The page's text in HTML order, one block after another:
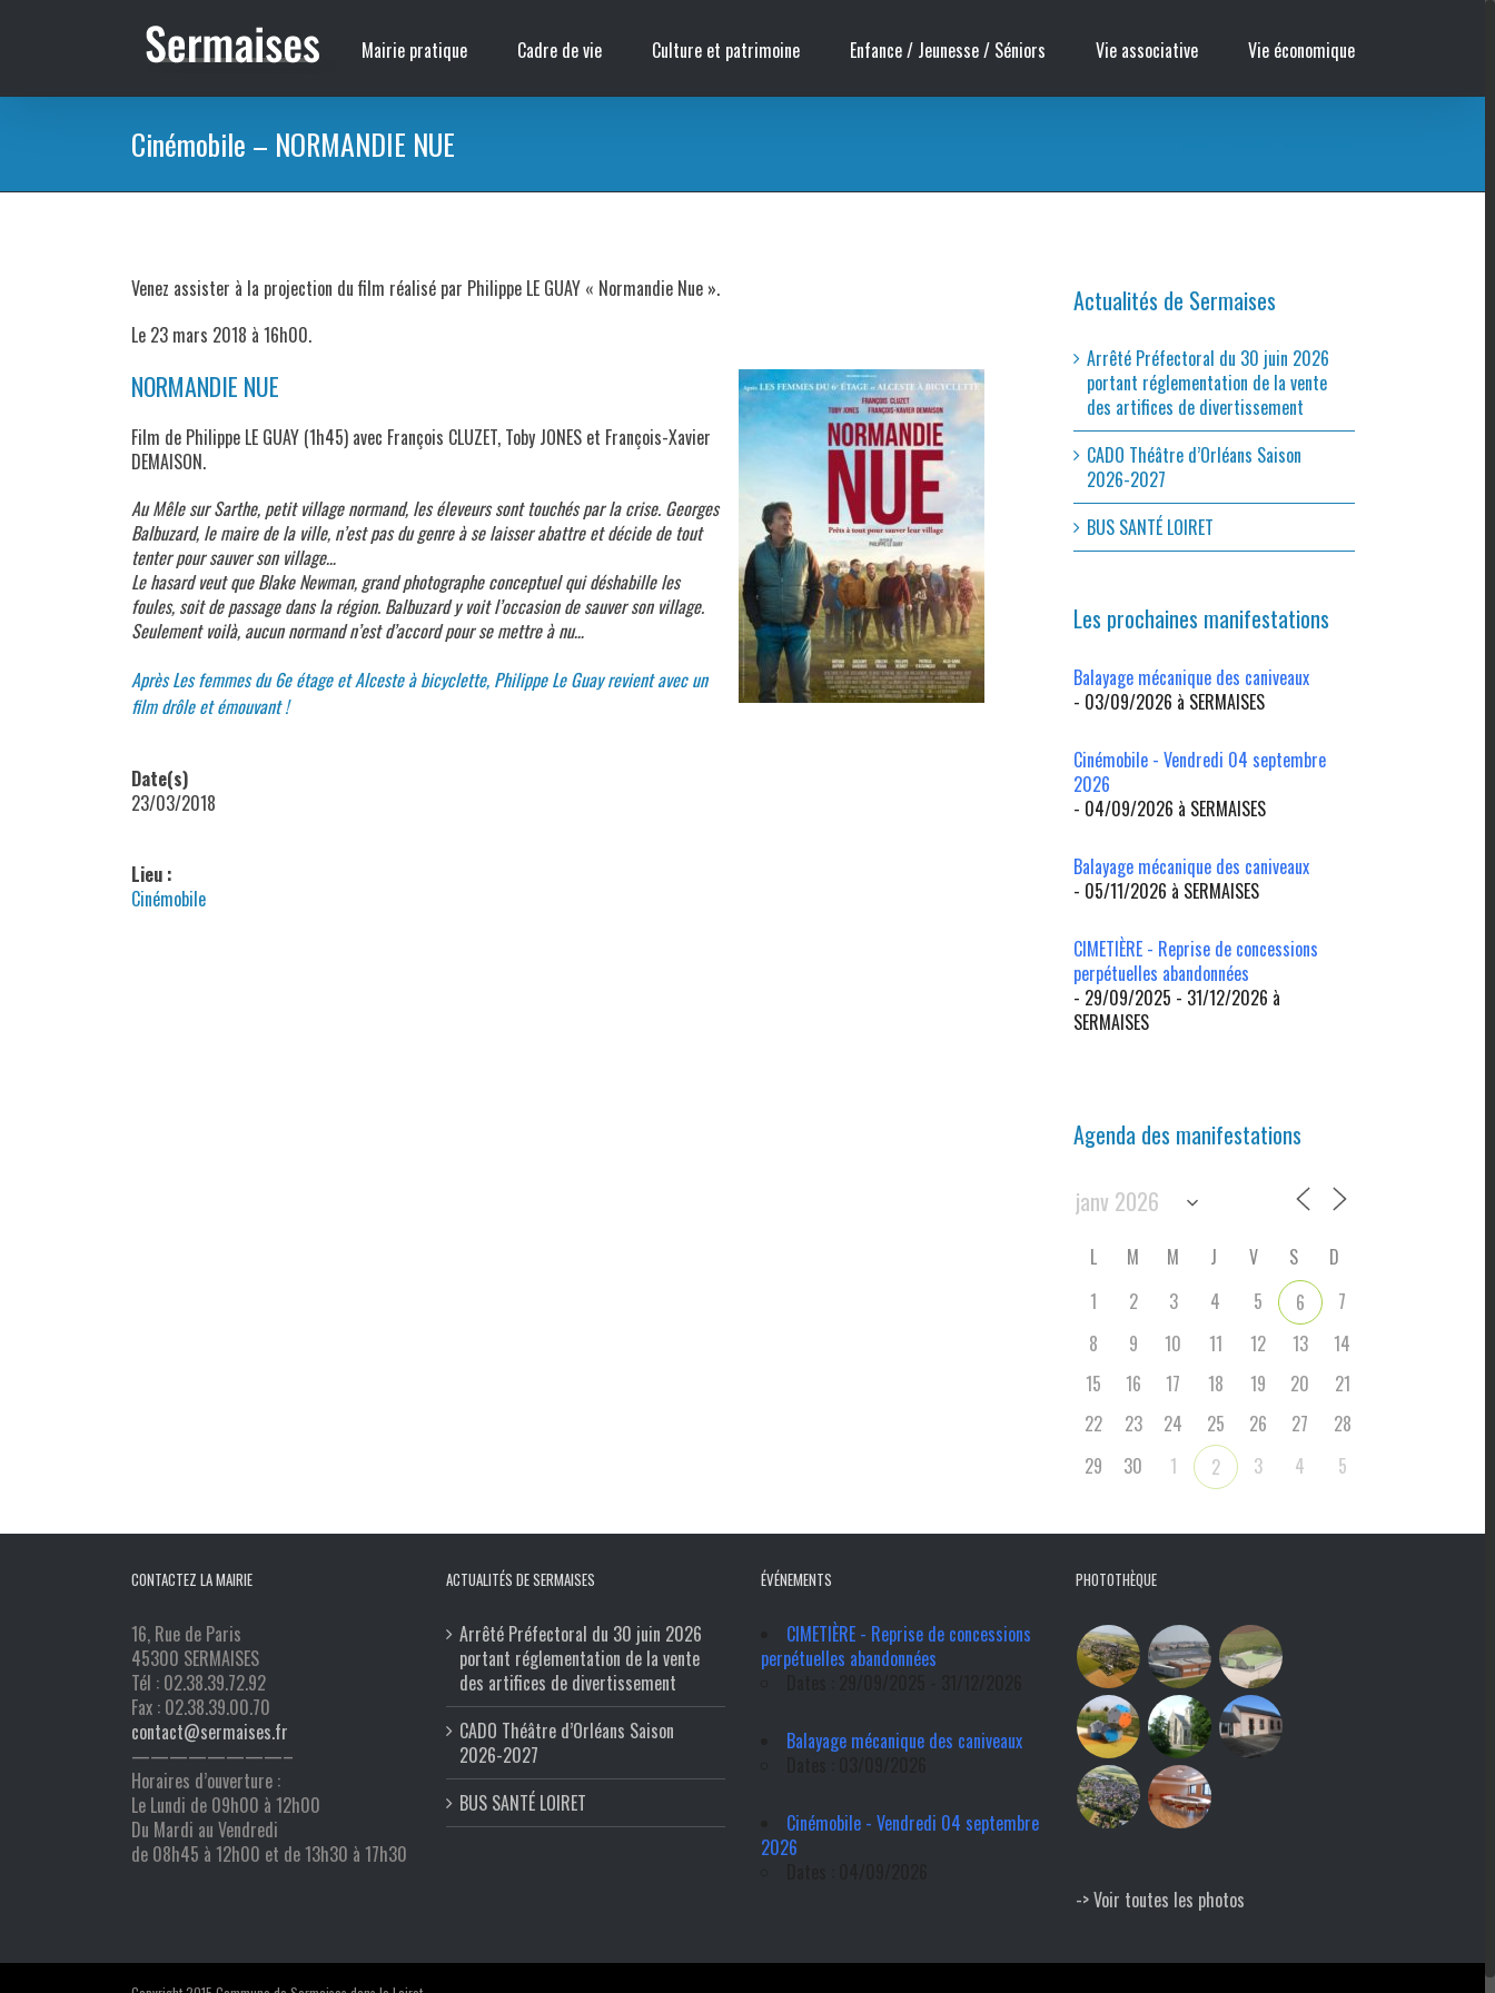
Mairie pratique Cadre de vie Culture et patrimoine Enfance / Jeunesse / Séniors Vie associative Vie économique
Cinémobile – NORMANDIE NUE
Venez assister à la projection du film réalisé par Philippe LE GUAY « Normandie Nue ».
Le 23 mars 2018 à 16h00.
NORMANDIE NUE
Film de Philippe LE GUAY (1h45) avec François CLUZET, Toby JONES et François-Xavier
DEMAISON.
Au Mêle sur Sarthe, petit village normand, les éleveurs sont touchés par la crise. Georges
Balbuzard, le maire de la ville, n’est pas du genre à se laisser abattre et décide de tout
tenter pour sauver son village…
Le hasard veut que Blake Newman, grand photographe conceptuel qui déshabille les
foules, soit de passage dans la région. Balbuzard y voit l’occasion de sauver son village.
Seulement voilà, aucun normand n’est d’accord pour se mettre à nu…
Après Les femmes du 6e étage et Alceste à bicyclette, Philippe Le Guay revient avec un
film drôle et émouvant !
Date(s)
23/03/2018
Lieu :
Cinémobile
Actualités de Sermaises
Arrêté Préfectoral du 30 juin 2026
portant réglementation de la vente
des artifices de divertissement
CADO Théâtre d’Orléans Saison
2026-2027
BUS SANTÉ LOIRET
Les prochaines manifestations
Balayage mécanique des caniveaux
- 03/09/2026 à SERMAISES
Cinémobile - Vendredi 04 septembre
2026
- 04/09/2026 à SERMAISES
Balayage mécanique des caniveaux
- 05/11/2026 à SERMAISES
CIMETIÈRE - Reprise de concessions
perpétuelles abandonnées
- 29/09/2025 - 31/12/2026 à
SERMAISES
Agenda des manifestations
L M M J V S
D
1
2 3 4 5 6
7
8
9 10 11 12 13
14
15
16 17 18 19 20
21
22
23 24 25 26 27
28
29
30 1 2 3 4 5
CONTACTEZ LA MAIRIE
16, Rue de Paris
45300 SERMAISES
Tél : 02.38.39.72.92
Fax : 02.38.39.00.70
contact@sermaises.fr
————————–
Horaires d’ouverture :
Le Lundi de 09h00 à 12h00
Du Mardi au Vendredi
de 08h45 à 12h00 et de 13h30 à 17h30
ACTUALITÉS DE SERMAISES
Arrêté Préfectoral du 30 juin 2026
portant réglementation de la vente
des artifices de divertissement
CADO Théâtre d’Orléans Saison
2026-2027
BUS SANTÉ LOIRET
ÉVÉNEMENTS
CIMETIÈRE - Reprise de concessions
perpétuelles abandonnées
Balayage mécanique des caniveaux
Cinémobile - Vendredi 04 septembre
2026
PHOTOTHÈQUE
-> Voir toutes les photos